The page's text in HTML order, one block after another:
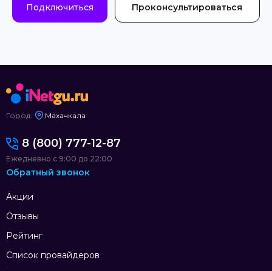
Подключиться Проконсультироваться
Город: Махачкала
Акции
Отзывы
Рейтинг
Список провайдеров
8 (800) 777-12-87
Ежедневно с 9:00 до 22:00
Обратный звонок